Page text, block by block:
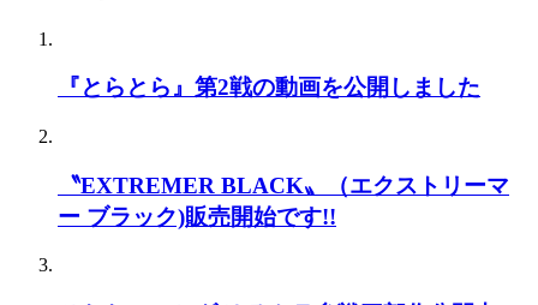
『とらとら』第2戦の動画を公開しました
〝EXTREMER BLACK〟（エクストリーマ
ー ブラック)販売開始です!!